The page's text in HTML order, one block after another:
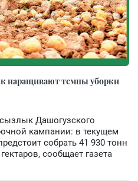
наращивают темпы уборки
Дашогузского
кампании: в текущем
собрать 41 930 тонн
сообщает газета